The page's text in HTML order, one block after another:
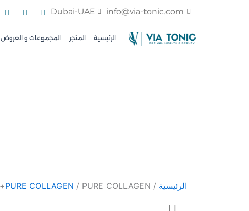
info@via-tonic.com
Dubai-UAE
F
a
c
b
I
n
s
a
W
h
a
s الرئيسية المتجر المجموعات و العروض
الرئيسية /
PURE COLLAGEN / PURE COLLAGEN+